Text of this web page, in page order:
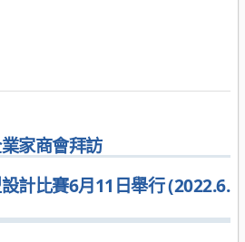
家商會拜訪
計比賽6月11日舉行 (2022.6.